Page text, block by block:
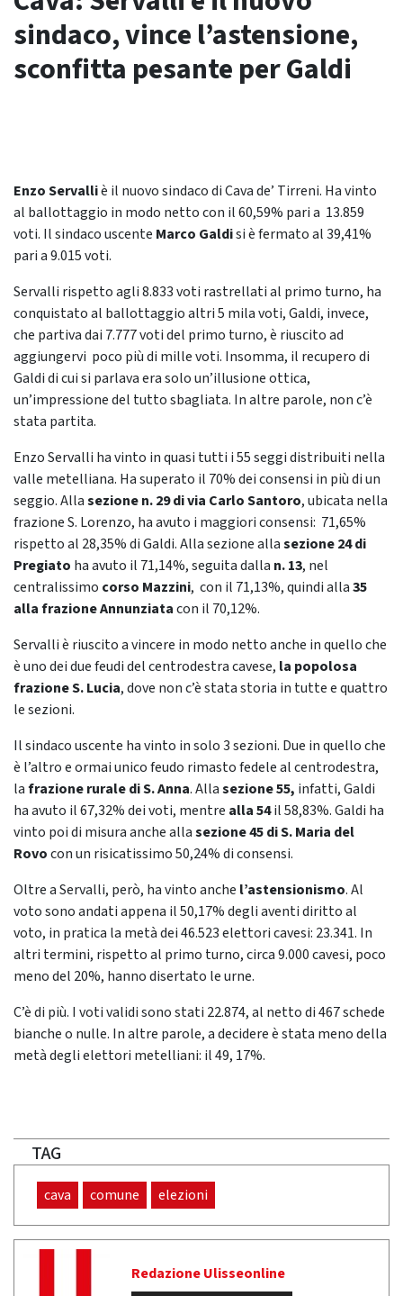
sindaco, vince l’astensione,
sconfitta pesante per Galdi
Enzo Servalliè il nuovo sindaco di Cava de’ Tirreni. Ha vinto
al ballottaggio in modo netto con il 60,59% pari a 13.859
voti. Il sindaco uscente Marco Galdisi è fermato al39,41%
pari a 9.015 voti.
Servalli rispetto agli 8.833 voti rastrellati al primo turno, ha
conquistato al ballottaggio altri 5 mila voti, Galdi, invece,
che partiva dai 7.777 voti del primo turno, è riuscito ad
aggiungervi poco più di mille voti. Insomma, il recupero di
Galdi di cui si parlava era solo un’illusione ottica,
un’impressione del tutto sbagliata. In altre parole, non c’è
stata partita.
Enzo Servalli ha vinto in quasi tutti i 55 seggi distribuiti nella
valle metelliana. Ha superato il 70% dei consensi in più di un
seggio. Allasezione n. 29 di via Carlo Santoro, ubicata nella
frazione S. Lorenzo, ha avuto i maggiori consensi: 71,65%
rispetto al 28,35% di Galdi. Alla sezione allasezione 24 di
Pregiato ha avuto il 71,14%, seguita dalla n. 13, nel
centralissimo corso Mazzini, con il 71,13%, quindi alla35
alla frazione Annunziatacon il 70,12%.
Servalli è riuscito a vincere in modo netto anche in quello che
è uno dei due feudi del centrodestra cavese, la popolosa
frazione S. Lucia, dove non c’è stata storia in tutte e quattro
le sezioni.
Il sindaco uscente ha vinto in solo 3 sezioni. Due in quello che
è l’altro e ormai unico feudo rimasto fedele al centrodestra,
lafrazione rurale di S. Anna. Allasezione 55, infatti, Galdi
ha avuto il 67,32% dei voti, mentre alla 54il 58,83%. Galdi ha
vinto poi di misura anche allasezione 45 di S. Maria del
Rovocon un risicatissimo 50,24% di consensi.
Oltre a Servalli, però, ha vinto anche l’astensionismo. Al
voto sono andati appena il 50,17% degli aventi diritto al
voto, in pratica la metà dei 46.523 elettori cavesi: 23.341. In
altri termini, rispetto al primo turno, circa 9.000 cavesi, poco
meno del 20%, hanno disertato le urne.
C’è di più. I voti validi sono stati 22.874, al netto di 467 schede
bianche o nulle. In altre parole, a decidere è stata meno della
metà degli elettori metelliani: il 49, 17%.
TAG
cava comune elezioni
Redazione Ulisseonline